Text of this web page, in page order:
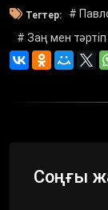
Тегтер: #
# Заң мен тәртіп
Соңғы